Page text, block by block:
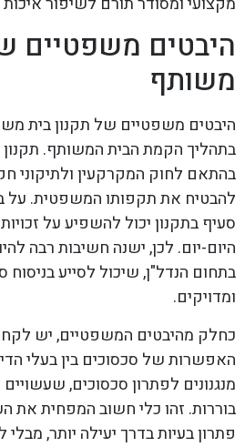
היבטים משפטיים
משותף
היבטים משפטיים של תקנון בית
בתהליך הקמת הבית המשותף. תקנון
בהתאם לחוק המקרקעין ולתיקוני
להבטיח את תקפותו המשפטית. על
סעיף בתקנון יכול להשפיע על
היום-יום. לכן, ישנה חשיבות רבה
בתחום הנדל"ן, שיכול לסייע בניסוח
ומדויקים.
כחלק מהיבטים המשפטיים, יש
האפשרות של סכסוכים בין בעלי
מנגנונים לפתרון סכסוכים, שעשויים
בוררות. זהו כלי חשוב המפחית
פתרון בעיות בדרך יעילה יותר,